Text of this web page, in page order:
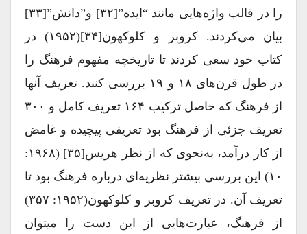
را در قالب واژه‌هایی مانند “ایده”[۳۲] و”دانش”[۳۳]
بیان می‌کردند. کروبر و کلوکهون[۳۴](۱۹۵۲) در
کتاب خود سعی کردند تا تاریخچه مفهوم فرهنگ را
در طول قرن‌های ۱۸ و ۱۹ بررسی کنند. تعریف آنها
از فرهنگ که حاصل ترکیب ۱۶۴ تعریف کامل و ۳۰۰
تعریف جزئی از فرهنگ بود تعریفی پیچیده و غامض
از کار درآمد، به‌نحوی که از نظر هریس[۳۵] (۱۹۶۸:
۱۰) این بررسی بیشتر نظریه‌‌ای درباره فرهنگ بود تا
تعریف آن. در تعریف کروبر و کلوکهون(۱۹۵۲: ۳۵۷)
از فرهنگ، عبارت‌هایی از این دست را می‎توان